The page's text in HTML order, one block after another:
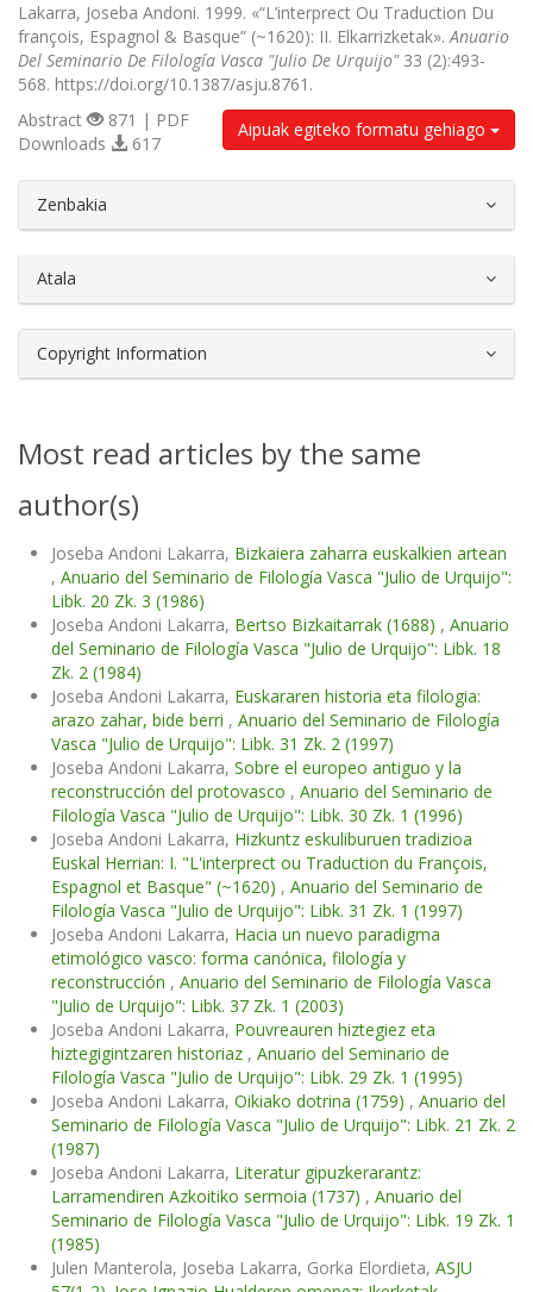
Lakarra, Joseba Andoni. 1999. «“L’interprect Ou Traduction Du
françois, Espagnol & Basque” (~1620): II. Elkarrizketak».Anuario
Del Seminario De Filología Vasca "Julio De Urquijo"33 (2):493-
568. https://doi.org/10.1387/asju.8761.
Aipuak egiteko formatu gehiago
Abstract
871 | PDF
Downloads
617
Zenbakia
Atala
Copyright Information
Most read articles by the same
author(s)
Joseba Andoni Lakarra, Bizkaiera zaharra euskalkien artean
, Anuario del Seminario de Filología Vasca "Julio de Urquijo":
Libk. 20 Zk. 3 (1986)
Joseba Andoni Lakarra, Bertso Bizkaitarrak (1688) , Anuario
del Seminario de Filología Vasca "Julio de Urquijo": Libk. 18
Zk. 2 (1984)
Joseba Andoni Lakarra, Euskararen historia eta filologia:
arazo zahar, bide berri , Anuario del Seminario de Filología
Vasca "Julio de Urquijo": Libk. 31 Zk. 2 (1997)
Joseba Andoni Lakarra, Sobre el europeo antiguo y la
reconstrucción del protovasco , Anuario del Seminario de
Filología Vasca "Julio de Urquijo": Libk. 30 Zk. 1 (1996)
Joseba Andoni Lakarra, Hizkuntz eskuliburuen tradizioa
Euskal Herrian: I. "L'interprect ou Traduction du François,
Espagnol et Basque" (~1620) , Anuario del Seminario de
Filología Vasca "Julio de Urquijo": Libk. 31 Zk. 1 (1997)
Joseba Andoni Lakarra, Hacia un nuevo paradigma
etimológico vasco: forma canónica, filología y
reconstrucción , Anuario del Seminario de Filología Vasca
"Julio de Urquijo": Libk. 37 Zk. 1 (2003)
Joseba Andoni Lakarra, Pouvreauren hiztegiez eta
hiztegigintzaren historiaz , Anuario del Seminario de
Filología Vasca "Julio de Urquijo": Libk. 29 Zk. 1 (1995)
Joseba Andoni Lakarra, Oikiako dotrina (1759) , Anuario del
Seminario de Filología Vasca "Julio de Urquijo": Libk. 21 Zk. 2
(1987)
Joseba Andoni Lakarra, Literatur gipuzkerarantz:
Larramendiren Azkoitiko sermoia (1737) , Anuario del
Seminario de Filología Vasca "Julio de Urquijo": Libk. 19 Zk. 1
(1985)
Julen Manterola, Joseba Lakarra, Gorka Elordieta, ASJU